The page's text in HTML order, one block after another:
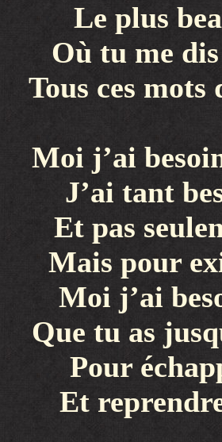
Le plus
Où tu me
Tous ces
Moi j’ai
J’ai tant
Et pas
Mais pour
Moi j’ai
Que tu as
Pour
Et